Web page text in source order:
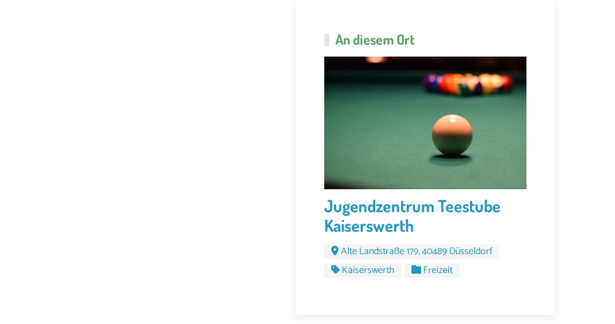
An diesem Ort
Jugendzentrum Teestube
Kaiserswerth
Alte Landstraße 179, 40489 Düsseldorf
Kaiserswerth
Freizeit